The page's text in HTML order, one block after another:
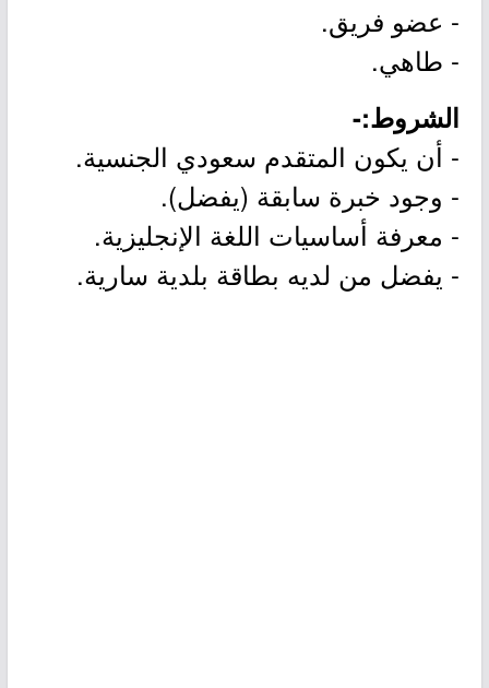
- عضو فريق.
- طاهي.
الشروط:-
- أن يكون المتقدم سعودي الجنسية.
- وجود خبرة سابقة (يفضل).
- معرفة أساسيات اللغة الإنجليزية.
- يفضل من لديه بطاقة بلدية سارية.